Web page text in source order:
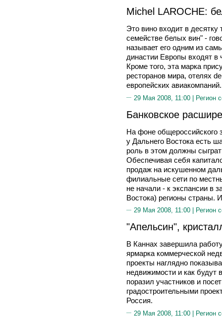
Michel LAROCHE:
Это вино входит в
семействе белых вин" -
называет его одним из
династии Европы входят в
Кроме того, эта марка
ресторанов мира, отелях
европейских авиакомпаний.
29 Мая 2008, 11:00 | Регион
Банковское
На фоне общероссийского
у Дальнего Востока есть
роль в этом должны
Обеспечивая себя
продаж на искушенном
филиальные сети по
не начали - к экспансии в
Востока) регионы страны.
29 Мая 2008, 11:00 | Регион
"Апельсин",
В Каннах завершила
ярмарка коммерческой
проекты наглядно
недвижимости и как будут
поразил участников и
градостроительными
Россия.
29 Мая 2008, 11:00 | Регион